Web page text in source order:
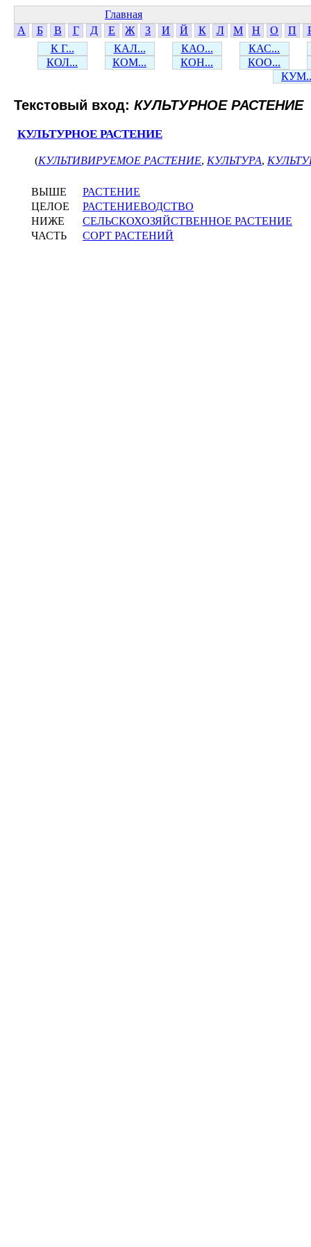
Главная
А
Б В Г Д Е Ж З И Й К Л М Н О П
К Г...
КАЛ... КАО...
КАС...
КОЛ...
КОМ... КОН...
КОО...
Текстовый вход: КУЛЬТУРНОЕ РАСТЕНИЕ
КУЛЬТУРНОЕ РАСТЕНИЕ
(КУЛЬТИВИРУЕМОЕ РАСТЕНИЕ, КУЛЬТУРА,
ВЫШЕ
РАСТЕНИЕ
ЦЕЛОЕ
РАСТЕНИЕВОДСТВО
НИЖЕ
СЕЛЬСКОХОЗЯЙСТВЕННОЕ РАСТЕНИЕ
ЧАСТЬ
СОРТ РАСТЕНИЙ